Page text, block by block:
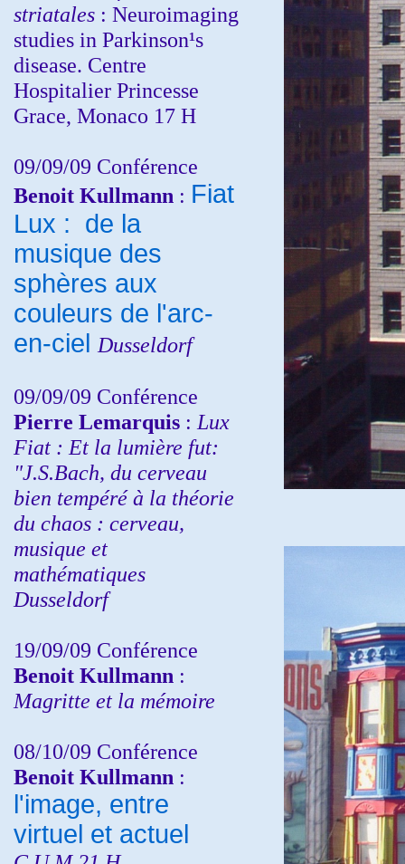
striatales : Neuroimaging
studies in Parkinson¹s
disease. Centre
Hospitalier Princesse
Grace, Monaco 17 H
09/09/09 Conférence
Benoit Kullmann : Fiat
Lux : de la
musique des
sphères aux
couleurs de l'arc-
en-ciel Dusseldorf
09/09/09 Conférence
Pierre Lemarquis : Lux
Fiat : Et la lumière fut:
"J.S.Bach, du cerveau
bien tempéré à la théorie
du chaos : cerveau,
musique et
mathématiques
Dusseldorf
19/09/09 Conférence
Benoit Kullmann :
Magritte et la mémoire
08/10/09 Conférence
Benoit Kullmann :
l'image, entre
virtuel et actuel